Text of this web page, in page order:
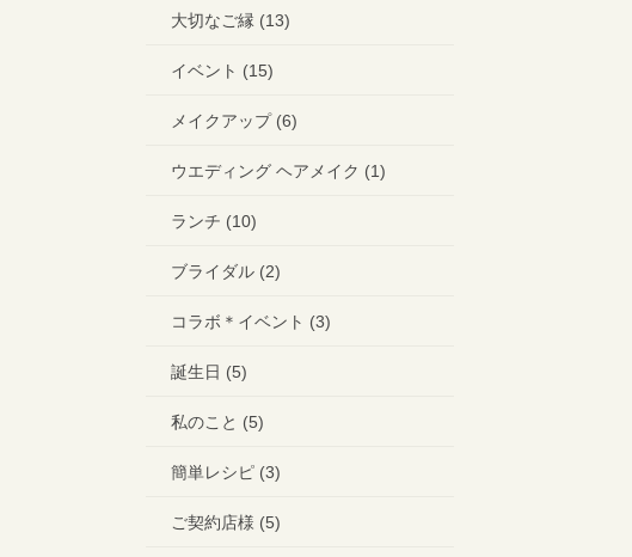
大切なご縁 (13)
イベント (15)
メイクアップ (6)
ウエディング ヘアメイク (1)
ランチ (10)
ブライダル (2)
コラボ＊イベント (3)
誕生日 (5)
私のこと (5)
簡単レシピ (3)
ご契約店様 (5)